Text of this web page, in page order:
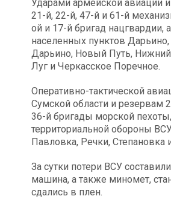
Ударами армейской авиации
21-й, 22-й, 47-й и 61-й
ой и 17-й бригад нацгвардии,
населенных пунктов
Дарьино, Новый Путь,
Луг и Черкасское Поречное.
Оперативно-тактической
Сумской области и резервам
36-й бригады морской
территориальной обороны
Павловка, Речки, Степановка
За сутки потери ВСУ
машина, а также миномет,
сдались в плен.